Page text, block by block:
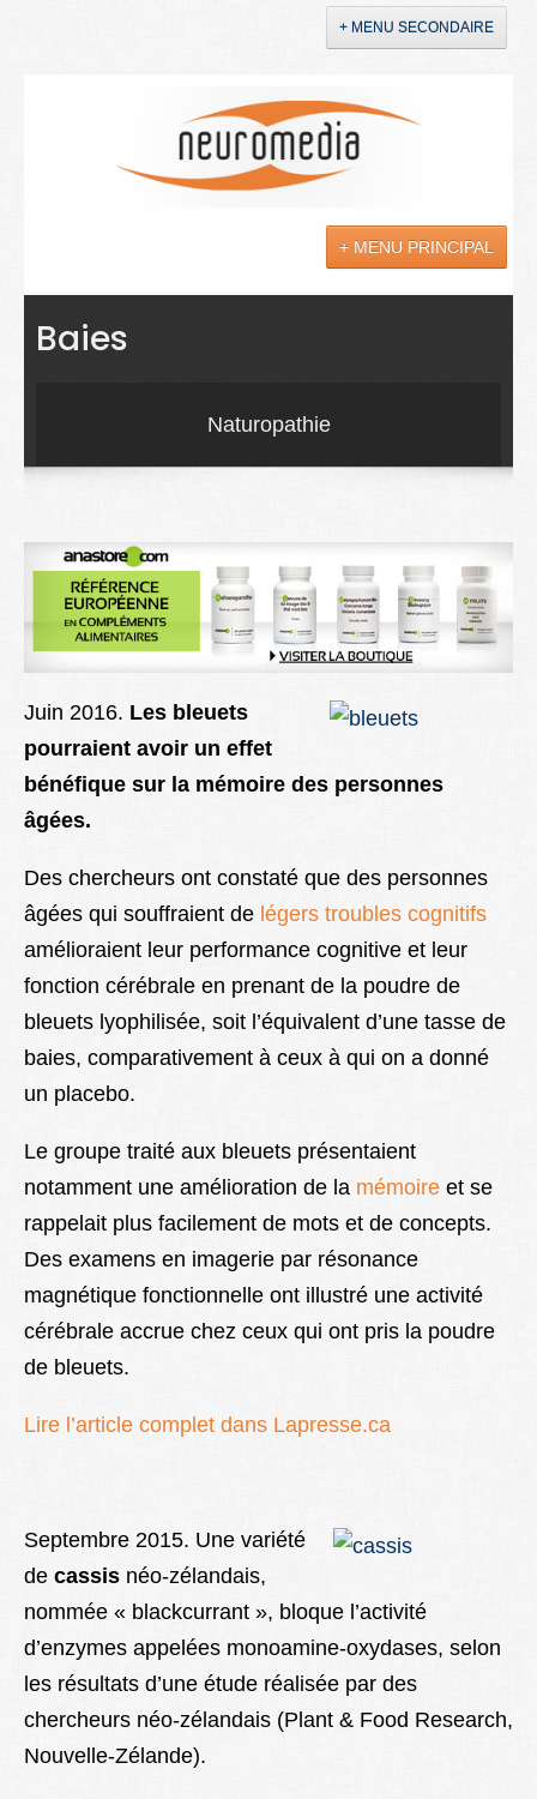
+ MENU SECONDAIRE
+ MENU PRINCIPAL
Actualités
Soins
Lexique
Better Health
Baies
Naturopathie
Juin 2016. Les bleuets
pourraient avoir un effet
bénéfique sur la mémoire des personnes
âgées.
Des chercheurs ont constaté que des personnes
âgées qui souffraient de légers troubles cognitifs
amélioraient leur performance cognitive et leur
fonction cérébrale en prenant de la poudre de
bleuets lyophilisée, soit l’équivalent d’une tasse de
baies, comparativement à ceux à qui on a donné
un placebo.
Le groupe traité aux bleuets présentaient
notamment une amélioration de la mémoire et se
rappelait plus facilement de mots et de concepts.
Des examens en imagerie par résonance
magnétique fonctionnelle ont illustré une activité
cérébrale accrue chez ceux qui ont pris la poudre
de bleuets.
Lire l’article complet dans Lapresse.ca
Septembre 2015. Une variété
de cassis néo-zélandais,
nommée « blackcurrant », bloque l’activité
d’enzymes appelées monoamine-oxydases, selon
les résultats d’une étude réalisée par des
chercheurs néo-zélandais (Plant & Food Research,
Nouvelle-Zélande).